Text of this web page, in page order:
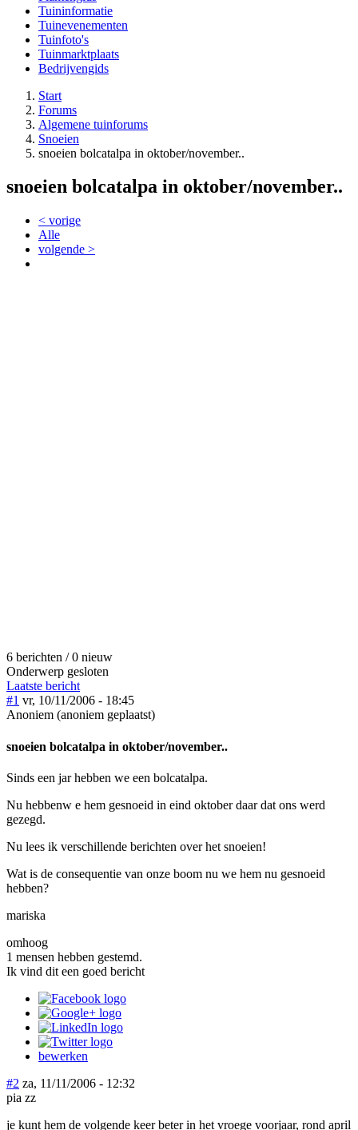
Tuininformatie
Tuinevenementen
Tuinfoto's
Tuinmarktplaats
Bedrijvengids
Start
Forums
Algemene tuinforums
Snoeien
snoeien bolcatalpa in oktober/november..
snoeien bolcatalpa in oktober/november..
< vorige
Alle
volgende >
6 berichten / 0 nieuw
Onderwerp gesloten
Laatste bericht
#1 vr, 10/11/2006 - 18:45
Anoniem (anoniem geplaatst)
snoeien bolcatalpa in oktober/november..
Sinds een jar hebben we een bolcatalpa.
Nu hebbenw e hem gesnoeid in eind oktober daar dat ons werd
gezegd.
Nu lees ik verschillende berichten over het snoeien!
Wat is de consequentie van onze boom nu we hem nu gesnoeid
hebben?
mariska
omhoog
1 mensen hebben gestemd.
Ik vind dit een goed bericht
bewerken
#2 za, 11/11/2006 - 12:32
pia zz
je kunt hem de volgende keer beter in het vroege voorjaar, rond april